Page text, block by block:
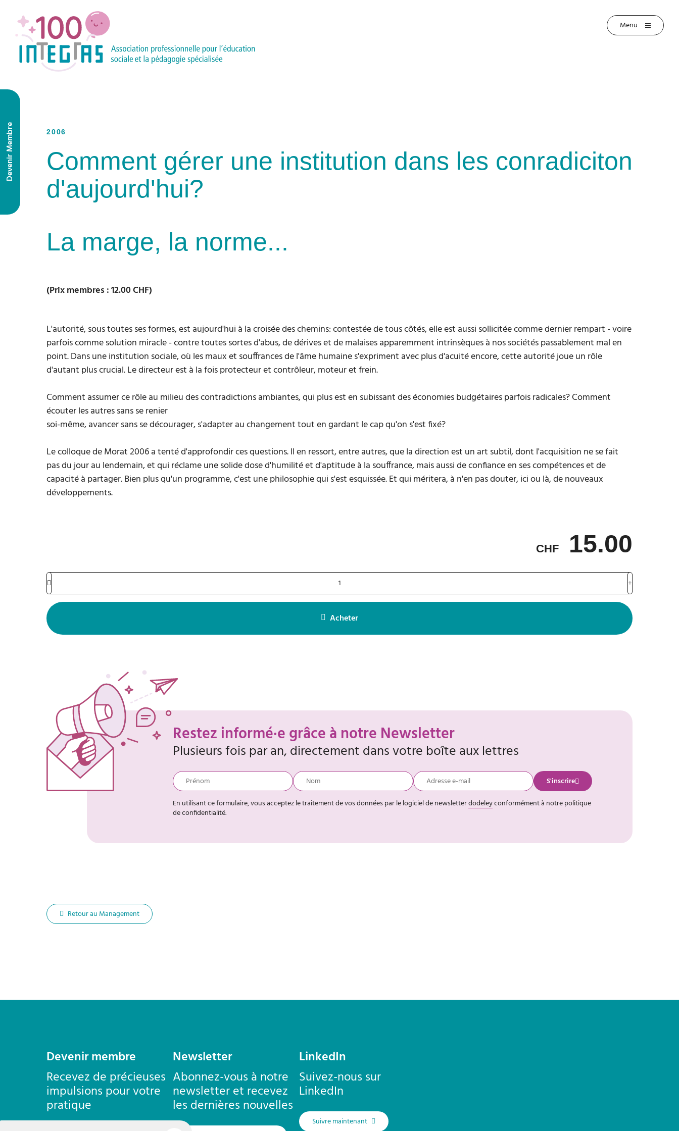
Devenir Membre 2006
Comment gérer une institution dans les conradiciton
d'aujourd'hui?
La marge, la norme...
(Prix membres : 12.00 CHF)
L'autorité, sous toutes ses formes, est aujourd'hui à la croisée des chemins: contestée de tous côtés, elle est aussi sollicitée comme dernier rempart - voire
parfois comme solution miracle - contre toutes sortes d'abus, de dérives et de malaises apparemment intrinsèques à nos sociétés passablement mal en
point. Dans une institution sociale, où les maux et souffrances de l'âme humaine s'expriment avec plus d'acuité encore, cette autorité joue un rôle
d'autant plus crucial. Le directeur est à la fois protecteur et contrôleur, moteur et frein.
Comment assumer ce rôle au milieu des contradictions ambiantes, qui plus est en subissant des économies budgétaires parfois radicales? Comment
écouter les autres sans se renier
soi-même, avancer sans se décourager, s'adapter au changement tout en gardant le cap qu'on s'est fixé?
Le colloque de Morat 2006 a tenté d'approfondir ces questions. Il en ressort, entre autres, que la direction est un art subtil, dont l'acquisition ne se fait
pas du jour au lendemain, et qui réclame une solide dose d'humilité et d'aptitude à la souffrance, mais aussi de confiance en ses compétences et de
capacité à partager. Bien plus qu'un programme, c'est une philosophie qui s'est esquissée. Et qui méritera, à n'en pas douter, ici ou là, de nouveaux
développements.
CHF 15.00
Acheter
Restez informé·e grâce à notre Newsletter
Plusieurs fois par an, directement dans votre boîte aux lettres
S'inscrire
En utilisant ce formulaire, vous acceptez le traitement de vos données par le logiciel de newsletterdodeleyconformément à notre politique
de confidentialité.
Retour au Management
Devenir membre
Recevez de précieuses
impulsions pour votre
pratique
Newsletter
Abonnez-vous à notre
newsletter et recevez
les dernières nouvelles
LinkedIn
Suivez-nous sur
LinkedIn
Suivre maintenant